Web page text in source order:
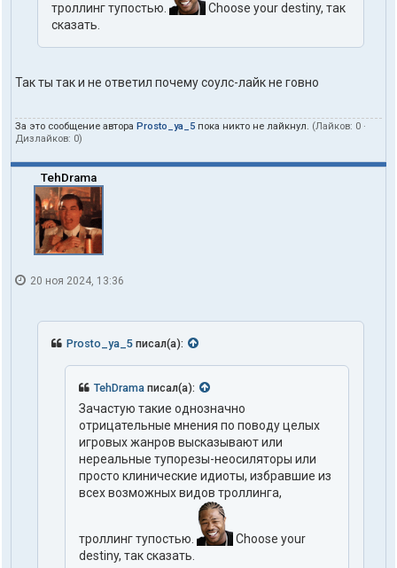
троллинг тупостью.
Choose your destiny, так
сказать.
Так ты так и не ответил почему соулс-лайк не говно
За это сообщение автора Prosto_ya_5 пока никто не лайкнул. (Лайков: 0 ·
Дизлайков: 0)
TehDrama
20 ноя 2024, 13:36
Prosto_ya_5 писал(а):
TehDrama писал(а):
Зачастую такие однозначно
отрицательные мнения по поводу целых
игровых жанров высказывают или
нереальные тупорезы-неосиляторы или
просто клинические идиоты, избравшие из
всех возможных видов троллинга,
троллинг тупостью.
Choose your
destiny, так сказать.